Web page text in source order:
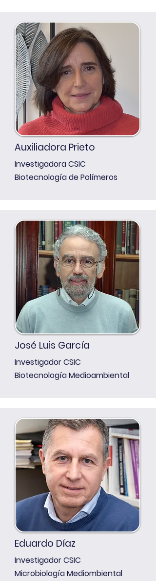
Auxiliadora Prieto
Investigadora CSIC
Biotecnología de Polímeros
José Luis García
Investigador CSIC
Biotecnología Medioambiental
Eduardo Díaz
Investigador CSIC
Microbiología Mediombiental